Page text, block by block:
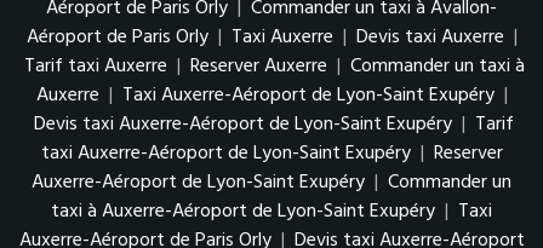
Aéroport de Paris Orly | Commander un taxi à Avallon-
Aéroport de Paris Orly | Taxi Auxerre | Devis taxi Auxerre |
Tarif taxi Auxerre | Reserver Auxerre | Commander un taxi à
Auxerre | Taxi Auxerre-Aéroport de Lyon-Saint Exupéry |
Devis taxi Auxerre-Aéroport de Lyon-Saint Exupéry | Tarif
taxi Auxerre-Aéroport de Lyon-Saint Exupéry | Reserver
Auxerre-Aéroport de Lyon-Saint Exupéry | Commander un
taxi à Auxerre-Aéroport de Lyon-Saint Exupéry | Taxi
Auxerre-Aéroport de Paris Orly | Devis taxi Auxerre-Aéroport